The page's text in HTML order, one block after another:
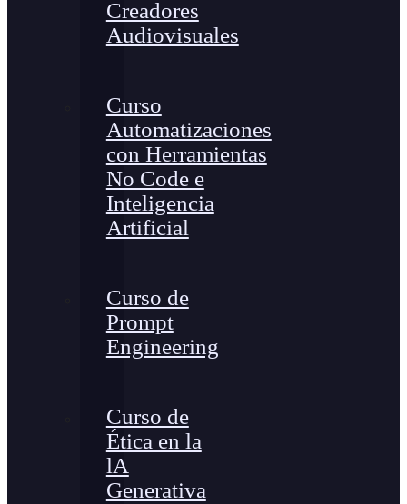
Creadores
Audiovisuales
Curso
Automatizaciones
con Herramientas
No Code e
Inteligencia
Artificial
Curso de
Prompt
Engineering
Curso de
Ética en la
lA
Generativa